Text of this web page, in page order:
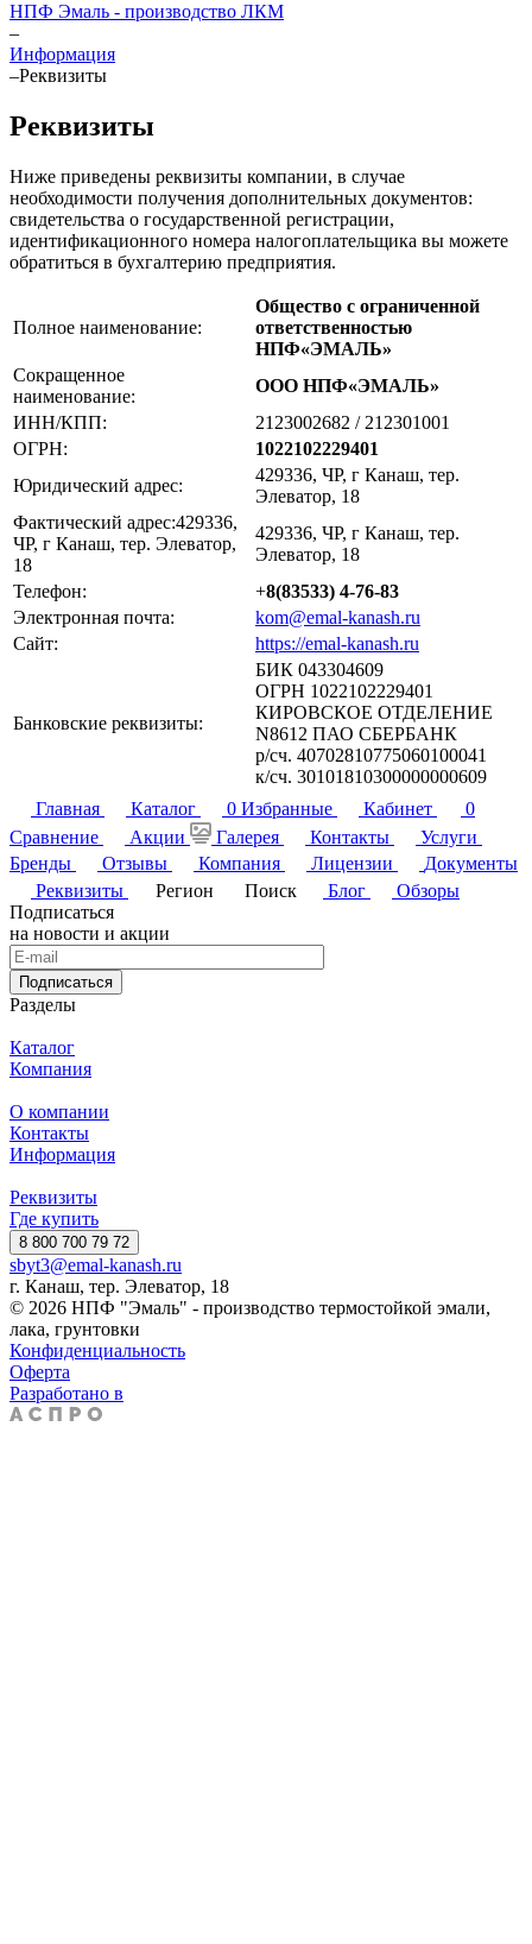
НПФ Эмаль - производство ЛКМ
–
Информация
–Реквизиты
Реквизиты
Ниже приведены реквизиты компании, в случае
необходимости получения дополнительных документов:
свидетельства о государственной регистрации,
идентификационного номера налогоплательщика вы можете
обратиться в бухгалтерию предприятия.
Полное наименование:
Общество с ограниченной
ответственностью
НПФ«ЭМАЛЬ»
Сокращенное
наименование:
ООО НПФ«ЭМАЛЬ»
ИНН/КПП:
2123002682 / 212301001
ОГРН:
1022102229401
Юридический адрес:
429336, ЧР, г Канаш, тер.
Элеватор, 18
Фактический адрес:429336,
ЧР, г Канаш, тер. Элеватор,
18
429336, ЧР, г Канаш, тер.
Элеватор, 18
Телефон:
+8(83533) 4-76-83
Электронная почта:
kom@emal-kanash.ru
Сайт:
https://emal-kanash.ru
Банковские реквизиты:
БИК 043304609
ОГРН 1022102229401
КИРОВСКОЕ ОТДЕЛЕНИЕ
N8612 ПАО СБЕРБАНК
р/сч. 40702810775060100041
к/сч. 30101810300000000609
Главная
Каталог 0 Избранные Кабинет
0
Сравнение
Акции Галерея Контакты
Услуги
Бренды
Отзывы Компания Лицензии
Документы
Реквизиты
Регион Поиск Блог
Обзоры
Подписаться
на новости и акции
Подписаться
Разделы
Каталог
Компания
О компании
Контакты
Информация
Реквизиты
Где купить
8 800 700 79 72
sbyt3@emal-kanash.ru
г. Канаш, тер. Элеватор, 18
© 2026 НПФ "Эмаль" - производство термостойкой эмали,
лака, грунтовки
Конфиденциальность
Оферта
Разработано в